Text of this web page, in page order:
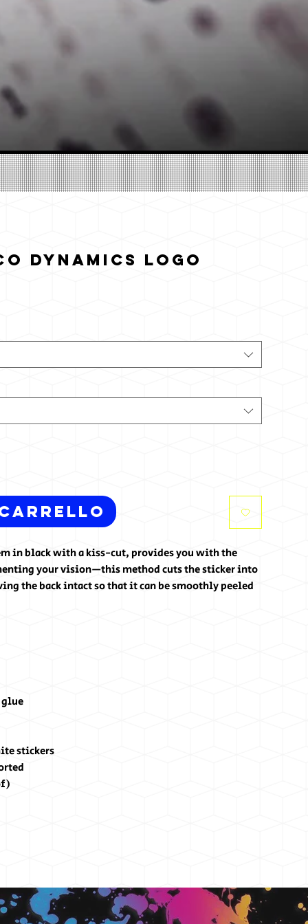
Dynamics Logo
carrello
in black with a kiss-cut, provides you with the
your vision—this method cuts the sticker into
the back intact so that it can be smoothly peeled
stickers